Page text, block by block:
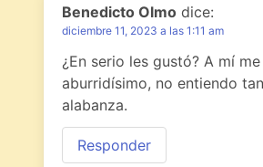
Benedicto Olmo dice:
diciembre 11, 2023 a las 1:11 am
¿En serio les gustó? A mí
aburridísimo, no entiendo
alabanza.
Responder